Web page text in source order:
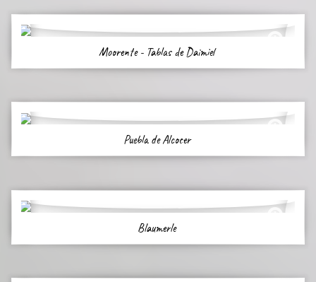
Moorente - Tablas de Daimiel
Puebla de Alcocer
Blaumerle